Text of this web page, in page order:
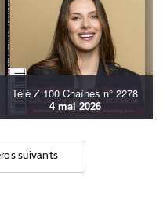
Télé Z 100 Chaînes n° 2278
4 mai 2026
suivants